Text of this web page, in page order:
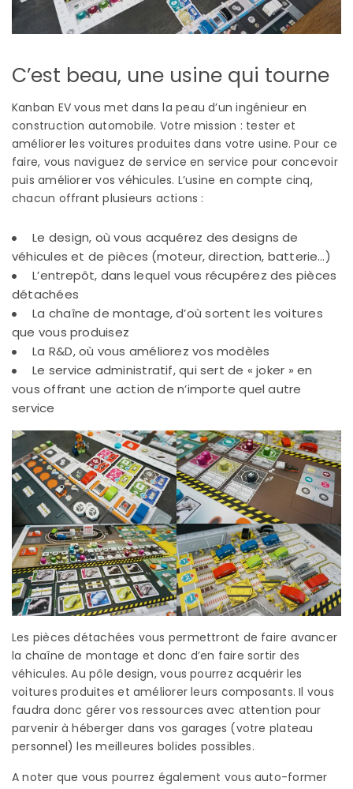
C’est beau, une usine qui tourne
Kanban EV vous met dans la peau d’un ingénieur en
construction automobile. Votre mission : tester et
améliorer les voitures produites dans votre usine. Pour ce
faire, vous naviguez de service en service pour concevoir
puis améliorer vos véhicules. L’usine en compte cinq,
chacun offrant plusieurs actions :
Le design, où vous acquérez des designs de
véhicules et de pièces (moteur, direction, batterie…)
L’entrepôt, dans lequel vous récupérez des pièces
détachées
La chaîne de montage, d’où sortent les voitures
que vous produisez
La R&D, où vous améliorez vos modèles
Le service administratif, qui sert de « joker » en
vous offrant une action de n’importe quel autre
service
Les pièces détachées vous permettront de faire avancer
la chaîne de montage et donc d’en faire sortir des
véhicules. Au pôle design, vous pourrez acquérir les
voitures produites et améliorer leurs composants. Il vous
faudra donc gérer vos ressources avec attention pour
parvenir à héberger dans vos garages (votre plateau
personnel) les meilleures bolides possibles.
A noter que vous pourrez également vous auto-former